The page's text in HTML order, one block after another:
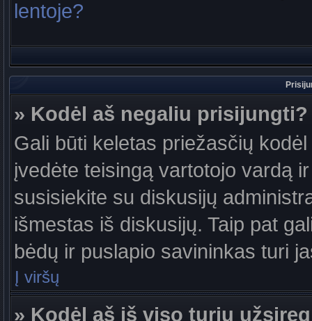
lentoje?
» Kodėl aš negaliu prisijungti?
Gali būti keletas priežasčių
įvedėte teisingą vartotojo vardą
susisiekite su diskusijų
išmestas iš diskusijų. Taip pat
bėdų ir puslapio savininkas turi
Į viršų
» Kodėl aš iš viso turiu